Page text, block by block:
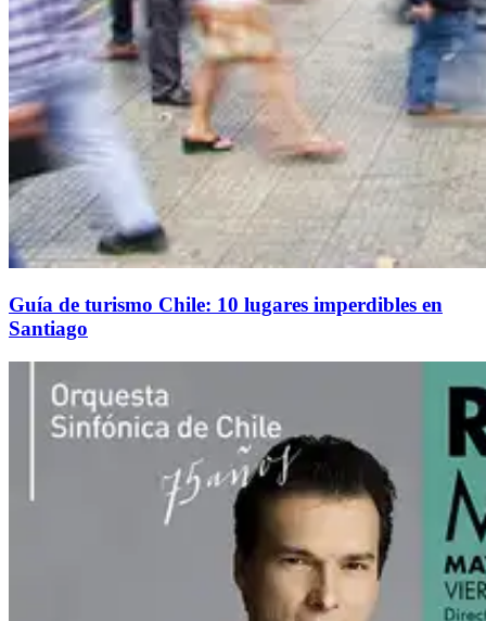
Guía de turismo Chile: 10 lugares imperdibles en
Santiago